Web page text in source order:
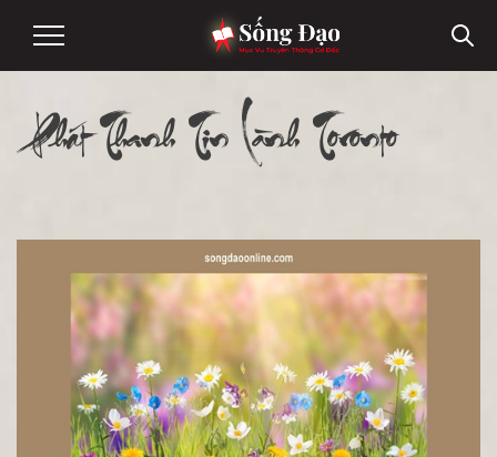
Phát Thanh Tin Lành Toronto